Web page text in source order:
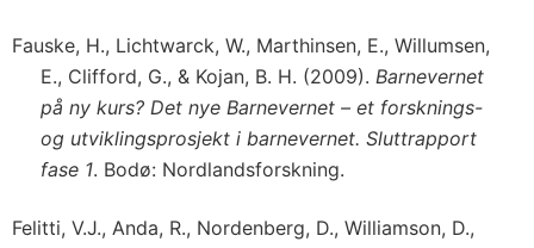
Fauske, H., Lichtwarck, W., Marthinsen, E., Willumsen,
E., Clifford, G., & Kojan, B. H. (2009). Barnevernet
på ny kurs? Det nye Barnevernet – et forsknings-
og utviklingsprosjekt i barnevernet. Sluttrapport
fase 1. Bodø: Nordlandsforskning.
Felitti, V.J., Anda, R., Nordenberg, D., Williamson, D.,